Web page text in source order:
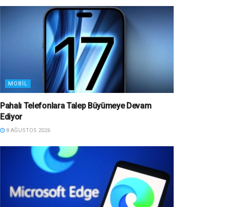
MOBIL
Pahalı Telefonlara Talep Büyümeye Devam
Ediyor
8 AĞUSTOS 2026